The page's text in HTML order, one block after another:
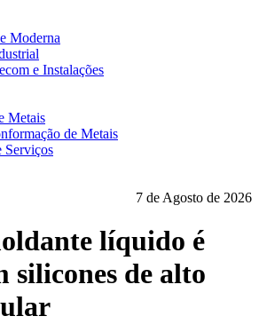
Moderna
e Instalações
Metais
de Metais
Serviços
7 de Agosto de 2026
líquido é
silicones de alto